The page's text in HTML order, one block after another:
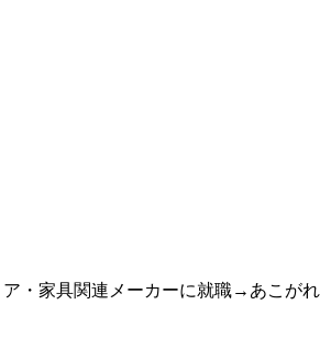
家具関連メーカーに就職→あこがれ